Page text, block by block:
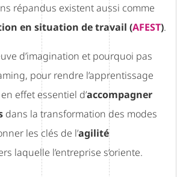
répandus existent aussi comme
en situation de travail (AFEST).
d’imagination et pourquoi pas
pour rendre l’apprentissage
effet essentiel d’accompagner
dans la transformation des modes
les clés de l’agilité
laquelle l’entreprise s’oriente.